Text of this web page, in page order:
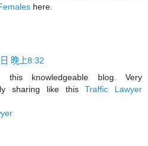
here.
晚上8:32
this knowledgeable blog. Very
sharing like thisTraffic Lawyer